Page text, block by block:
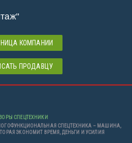
КОМПАНИИ
ПРОДАВЦУ
СПЕЦТЕХНИКИ
СПЕЦТЕХНИКА – МАШИНА,
ЭКОНОМИТ ВРЕМЯ, ДЕНЬГИ И УСИЛИЯ